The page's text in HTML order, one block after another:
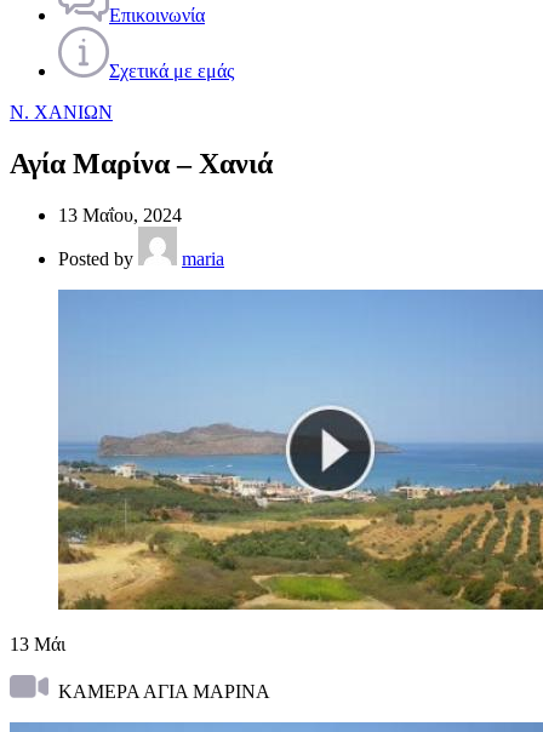
Επικοινωνία
Σχετικά με εμάς
Ν. ΧΑΝΙΩΝ
Αγία Μαρίνα – Χανιά
13 Μαΐου, 2024
Posted by maria
13 Μάι
ΚΑΜΕΡΑ ΑΓΙΑ ΜΑΡΙΝΑ